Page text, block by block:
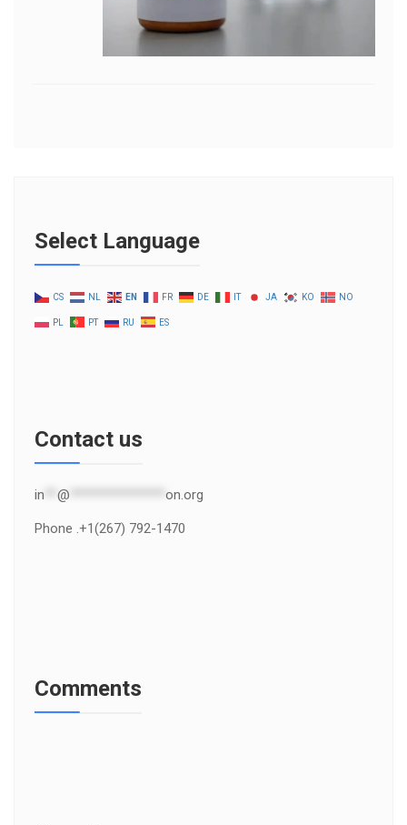
Select Language
CS NL EN FR DE IT JA KO NO
PL PT RU ES
Contact us
in @ on.org
Phone .+1(267) 792-1470
Comments